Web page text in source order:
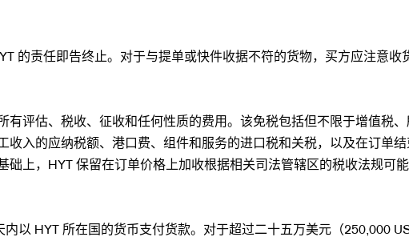
的责任即告终止。对于与提单或快件收据不符的货物，买方应注意收
评估、税收、征收和任何性质的费用。该免税包括但不限于增值税、
入的应纳税额、港口费、组件和服务的进口税和关税，以及在订单
上，HYT 保留在订单价格上加收根据相关司法管辖区的税收法规可
以 HYT 所在国的货币支付货款。对于超过二十五万美元（250,000